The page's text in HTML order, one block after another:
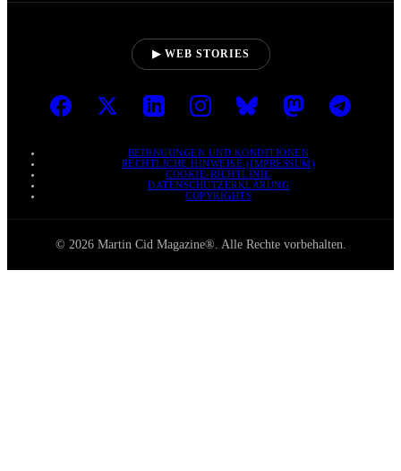
▶ WEB STORIES
BEDINGUNGEN UND KONDITIONEN
RECHTLICHE HINWEISE (IMPRESSUM)
COOKIE-RICHTLINIE
DATENSCHUTZERKLÄRUNG
COPYRIGHTS
© 2026 Martin Cid Magazine®. Alle Rechte vorbehalten.